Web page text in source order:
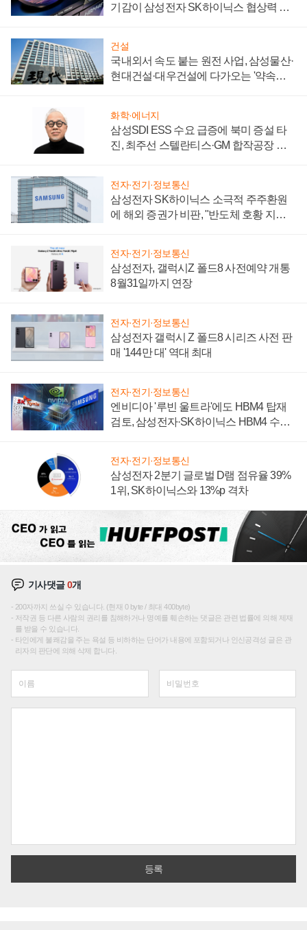
기감이 삼성전자 SK하이닉스 협상력 더
건설
국내외서 속도 붙는 원전 사업, 삼성물산·
현대건설·대우건설에 다가오는 '약속의
화학·에너지
삼성SDI ESS 수요 급증에 북미 증설 타
진, 최주선 스텔란티스·GM 합작공장 건
전자·전기·정보통신
삼성전자 SK하이닉스 소극적 주주환원
에 해외 증권가 비판, "반도체 호황 지속
전자·전기·정보통신
삼성전자, 갤럭시Z 폴드8 사전예약 개통
8월31일까지 연장
전자·전기·정보통신
삼성전자 갤럭시 Z 폴드8 시리즈 사전 판
매 '144만 대' 역대 최대
전자·전기·정보통신
엔비디아 '루빈 울트라'에도 HBM4 탑재
검토, 삼성전자·SK하이닉스 HBM4 수율
전자·전기·정보통신
삼성전자 2분기 글로벌 D램 점유율 39%
1위, SK하이닉스와 13%p 격차
기사댓글0개
200자까지 쓰실 수 있습니다. (현재 0 byte / 최대 400byte)
저작권 등 다른 사람의 권리를 침해하거나 명예를 훼손하는 댓글은 관련 법률에 의해 제재
를 받을 수 있습니다.
타인에게 불쾌감을 주는 욕설 등 비하하는 단어가 내용에 포함되거나 인신공격성 글은 관
리자의 판단에 의해 삭제 합니다.